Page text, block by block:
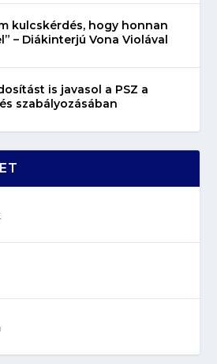
kulcskérdés, hogy honnan
– Diákinterjú Vona Violával
is javasol a PSZ a
szabályozásában